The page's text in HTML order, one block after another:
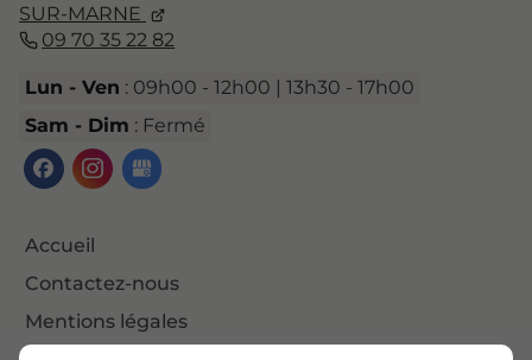
SUR-MARNE
09 70 35 22 82
Lun - Ven : 09h00 - 12h00 | 13h30 - 17h00
Sam - Dim : Fermé
Accueil
Contactez-nous
Mentions légales